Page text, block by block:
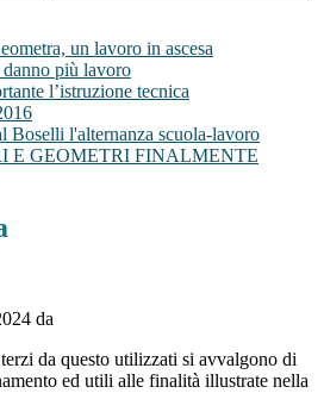
un lavoro in ascesa
più lavoro
l’istruzione tecnica
Boselli l'alternanza scuola-lavoro
E GEOMETRI FINALMENTE
da
da questo utilizzati si avvalgono di
ed utili alle finalità illustrate nella